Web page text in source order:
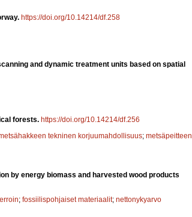
https://doi.org/10.14214/df.258
and dynamic treatment units based on spatial
forests. https://doi.org/10.14214/df.256
tekninen korjuumahdollisuus; metsäpeitteen
by energy biomass and harvested wood products
; fossiilispohjaiset materiaalit; nettonykyarvo